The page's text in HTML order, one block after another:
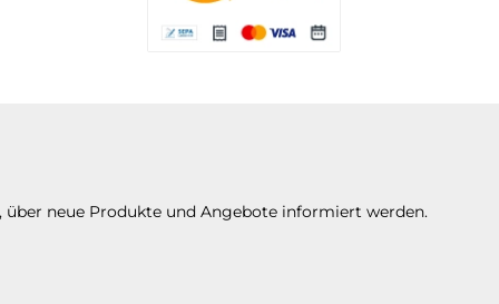
neue Produkte und Angebote informiert werden.